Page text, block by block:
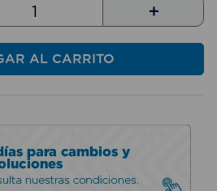
＋
AL CARRITO